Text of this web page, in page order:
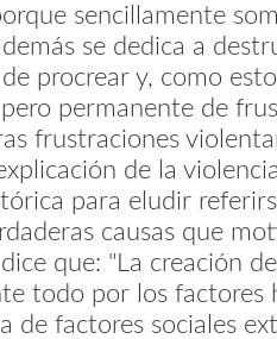
sencillamente
se dedica a
procrear y, como
permanente de
frustraciones
de la
para eludir
causas que
que: "La creación
todo por los factores
de factores sociales